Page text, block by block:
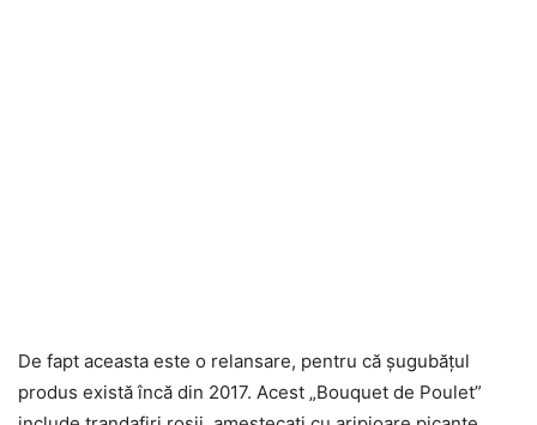
De fapt aceasta este o relansare, pentru că şugubăţul
produs există încă din 2017. Acest „Bouquet de Poulet”